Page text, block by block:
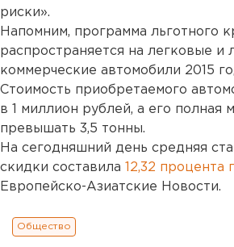
риски».
Напомним, программа льготного
распространяется на легковые и
коммерческие автомобили 2015
Стоимость приобретаемого
в 1 миллион рублей, а его полная
превышать 3,5 тонны.
На сегодняшний день средняя
скидки составила
12,32 процента
Европейско-Азиатские Новости.
Общество